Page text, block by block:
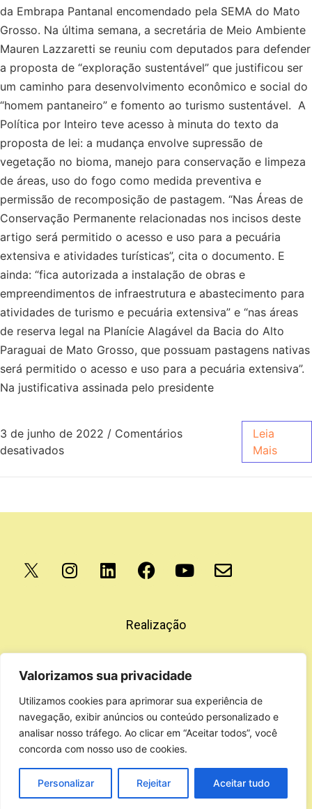
Valorizamos sua privacidade
Utilizamos cookies para aprimorar sua experiência de
navegação, exibir anúncios ou conteúdo personalizado e
analisar nosso tráfego. Ao clicar em “Aceitar todos”, você
concorda com nosso uso de cookies.
Personalizar Rejeitar Aceitar tudo
da Embrapa Pantanal encomendado pela SEMA do Mato
Grosso. Na última semana, a secretária de Meio Ambiente
Mauren Lazzaretti se reuniu com deputados para defender
a proposta de “exploração sustentável” que justificou ser
um caminho para desenvolvimento econômico e social do
“homem pantaneiro” e fomento ao turismo sustentável. A
Política por Inteiro teve acesso à minuta do texto da
proposta de lei: a mudança envolve supressão de
vegetação no bioma, manejo para conservação e limpeza
de áreas, uso do fogo como medida preventiva e
permissão de recomposição de pastagem. “Nas Áreas de
Conservação Permanente relacionadas nos incisos deste
artigo será permitido o acesso e uso para a pecuária
extensiva e atividades turísticas”, cita o documento. E
ainda: “fica autorizada a instalação de obras e
empreendimentos de infraestrutura e abastecimento para
atividades de turismo e pecuária extensiva” e “nas áreas
de reserva legal na Planície Alagável da Bacia do Alto
Paraguai de Mato Grosso, que possuam pastagens nativas
será permitido o acesso e uso para a pecuária extensiva”.
Na justificativa assinada pelo presidente
3 de junho de 2022 / Comentários
desativados
Leia
Mais
Realização